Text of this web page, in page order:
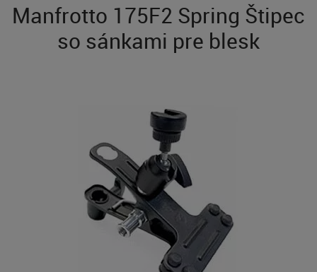
Manfrotto 175F2 Spring Štipec
so sánkami pre blesk